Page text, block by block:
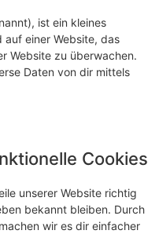
ist ein kleines
einer Website, das
Website zu überwachen.
Daten von dir mittels
Cookies
unserer Website richtig
bekannt bleiben. Durch
wir es dir einfacher